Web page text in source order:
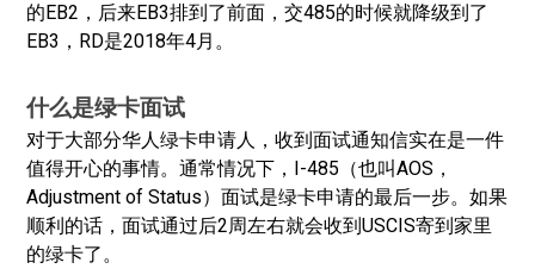
的EB2，后来EB3排到了前面，交485的时候就降级到了
EB3，RD是2018年4月。
什么是绿卡面试
对于大部分华人绿卡申请人，收到面试通知信实在是一件
值得开心的事情。通常情况下，I-485（也叫AOS，
Adjustment of Status）面试是绿卡申请的最后一步。如果
顺利的话，面试通过后2周左右就会收到USCIS寄到家里
的绿卡了。